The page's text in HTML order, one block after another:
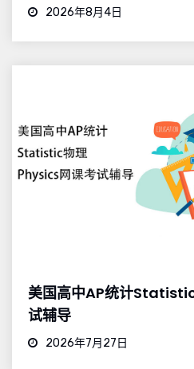
2026年8月4日
美国高中AP统计
试辅导
2026年7月27日